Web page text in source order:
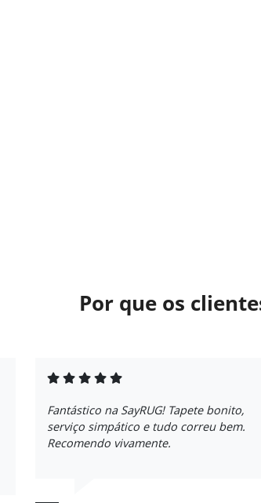
Por que os
Fantástico na SayRUG! Tapete bonito,
serviço simpático e tudo correu bem.
Recomendo vivamente.